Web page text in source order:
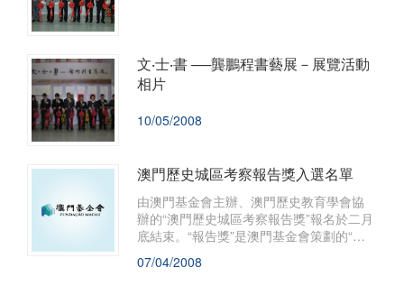
文‧士‧書 ──龔鵬程書藝展－展覽活動
相片
10/05/2008
澳門歷史城區考察報告獎入選名單
由澳門基金會主辦、澳門歷史教育學會協
辦的“澳門歷史城區考察報告獎”報名於二月
底結束。“報告獎”是澳門基金會策劃的“澳
目，目的是鼓勵參與實地考察澳門歷史城
07/04/2008